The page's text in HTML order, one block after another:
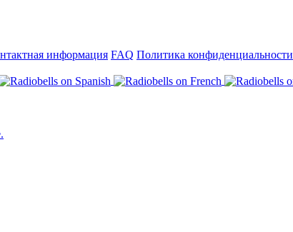
информация FAQ Политика конфиденциальности